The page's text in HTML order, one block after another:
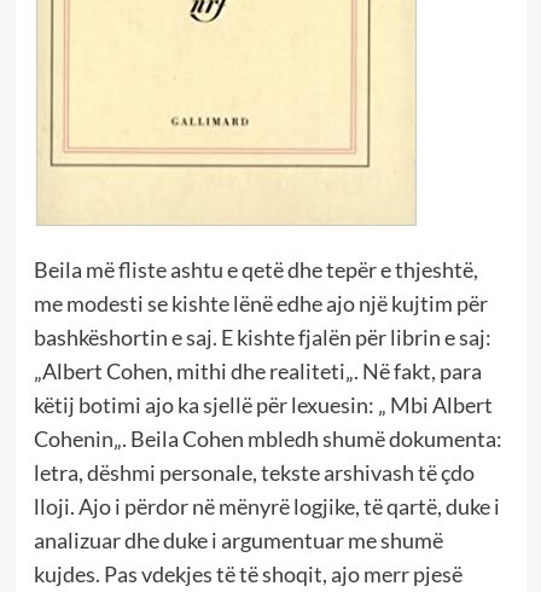
Beila më fliste ashtu e qetë dhe tepër e thjeshtë,
me modesti se kishte lënë edhe ajo një kujtim për
bashkëshortin e saj. E kishte fjalën për librin e saj:
„Albert Cohen, mithi dhe realiteti„. Në fakt, para
këtij botimi ajo ka sjellë për lexuesin: „ Mbi Albert
Cohenin„. Beila Cohen mbledh shumë dokumenta:
letra, dëshmi personale, tekste arshivash të çdo
lloji. Ajo i përdor në mënyrë logjike, të qartë, duke i
analizuar dhe duke i argumentuar me shumë
kujdes. Pas vdekjes të të shoqit, ajo merr pjesë